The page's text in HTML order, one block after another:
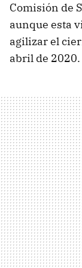
Comisión de
aunque esta
agilizar el
abril de 2020.